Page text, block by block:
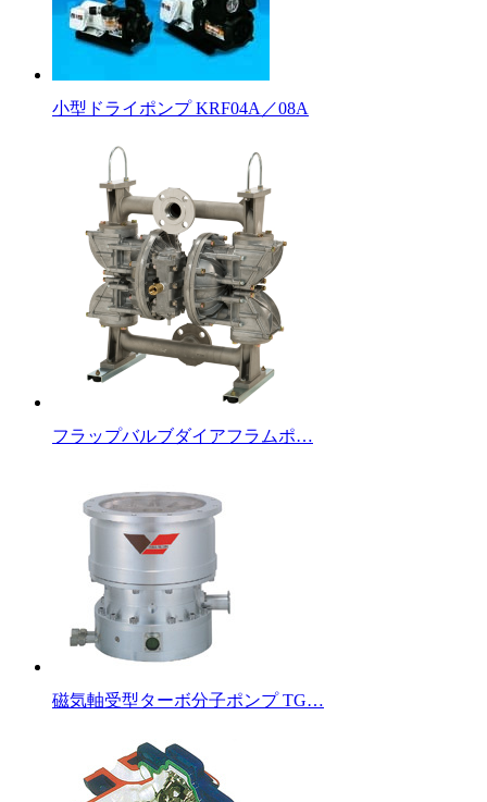
小型ドライポンプ KRF04A／08A
フラップバルブダイアフラムポ…
磁気軸受型ターボ分子ポンプ TG…